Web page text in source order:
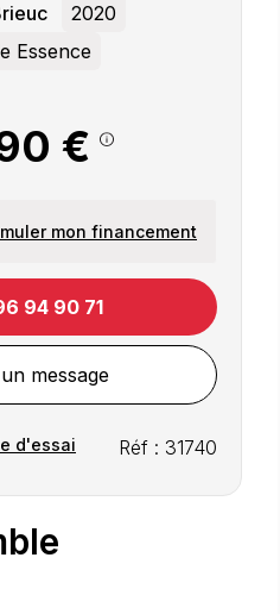
2020
Essence
€
mon financement
94 90 71
message
d'essai Réf : 31740